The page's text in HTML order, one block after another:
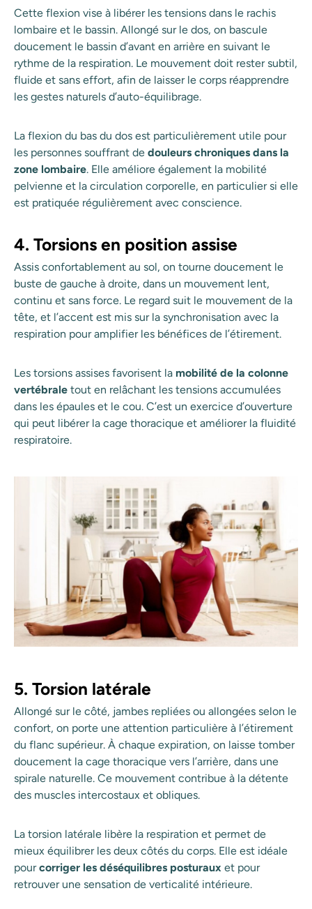
Cette flexion vise à libérer les tensions dans le rachis
lombaire et le bassin. Allongé sur le dos, on bascule
doucement le bassin d’avant en arrière en suivant le
rythme de la respiration. Le mouvement doit rester subtil,
fluide et sans effort, afin de laisser le corps réapprendre
les gestes naturels d’auto-équilibrage.
La flexion du bas du dos est particulièrement utile pour
les personnes souffrant de douleurs chroniques dans la
zone lombaire. Elle améliore également la mobilité
pelvienne et la circulation corporelle, en particulier si elle
est pratiquée régulièrement avec conscience.
4. Torsions en position assise
Assis confortablement au sol, on tourne doucement le
buste de gauche à droite, dans un mouvement lent,
continu et sans force. Le regard suit le mouvement de la
tête, et l’accent est mis sur la synchronisation avec la
respiration pour amplifier les bénéfices de l’étirement.
Les torsions assises favorisent la mobilité de la colonne
vertébrale tout en relâchant les tensions accumulées
dans les épaules et le cou. C’est un exercice d’ouverture
qui peut libérer la cage thoracique et améliorer la fluidité
respiratoire.
5. Torsion latérale
Allongé sur le côté, jambes repliées ou allongées selon le
confort, on porte une attention particulière à l’étirement
du flanc supérieur. À chaque expiration, on laisse tomber
doucement la cage thoracique vers l’arrière, dans une
spirale naturelle. Ce mouvement contribue à la détente
des muscles intercostaux et obliques.
La torsion latérale libère la respiration et permet de
mieux équilibrer les deux côtés du corps. Elle est idéale
pourcorriger les déséquilibres posturaux et pour
retrouver une sensation de verticalité intérieure.